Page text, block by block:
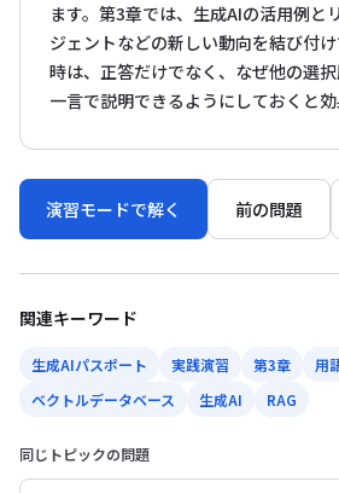
ます。第3章では、生成AIの活用例と
ジェントなどの新しい動向を結び付
時は、正答だけでなく、なぜ他の選
一言で説明できるようにしておくと効
演習モードで解く 前の問題
関連キーワード
生成AIパスポート 実践演習 第3章
用
ベクトルデータベース
生成AI RAG
同じトピックの問題